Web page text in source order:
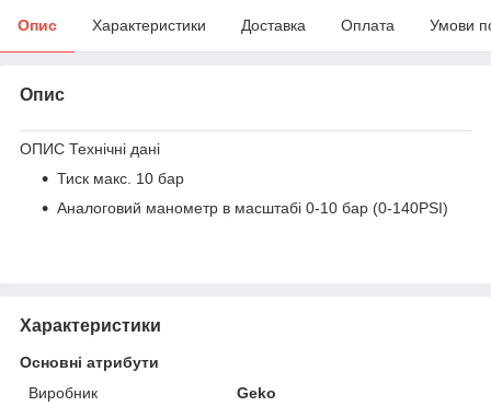
Опис Характеристики Доставка Оплата Умови
Опис
ОПИС Технічні дані
Тиск макс. 10 бар
Аналоговий манометр в масштабі 0-10 бар (0-140PSI)
Характеристики
Основні атрибути
Виробник
Geko